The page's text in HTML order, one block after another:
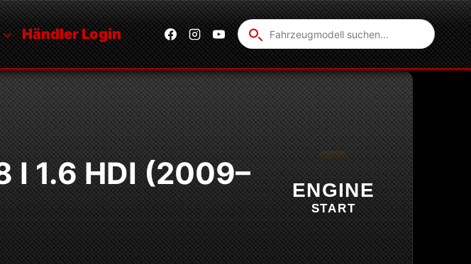
Händler Login
Fahrzeug
suchen
I 1.6 HDI (2009–
ENGINE
START